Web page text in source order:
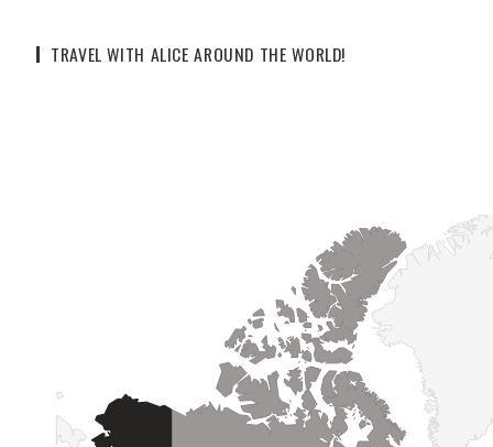
TRAVEL WITH ALICE AROUND THE WORLD!